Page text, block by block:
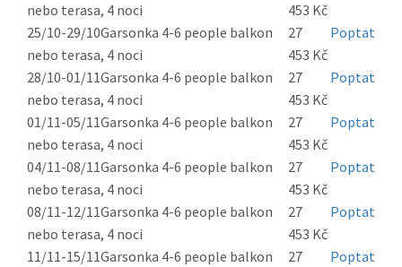
nebo terasa, 4 noci
453 Kč
25/10-29/10Garsonka 4-6 people balkon
nebo terasa, 4 noci
27
453 Kč
Poptat
28/10-01/11Garsonka 4-6 people balkon
nebo terasa, 4 noci
27
453 Kč
Poptat
01/11-05/11Garsonka 4-6 people balkon
nebo terasa, 4 noci
27
453 Kč
Poptat
04/11-08/11Garsonka 4-6 people balkon
nebo terasa, 4 noci
27
453 Kč
Poptat
08/11-12/11Garsonka 4-6 people balkon
nebo terasa, 4 noci
27
453 Kč
Poptat
11/11-15/11Garsonka 4-6 people balkon
27
Poptat